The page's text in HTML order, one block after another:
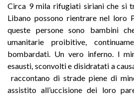
Circa 9 mila rifugiati siriani che si
Libano possono rientrare nel loro
queste persone sono bambini
umanitarie proibitive,
bombardati. Un vero inferno. I
esausti, sconvolti e disidratati a
raccontano di strade piene di
assistito all’uccisione dei loro